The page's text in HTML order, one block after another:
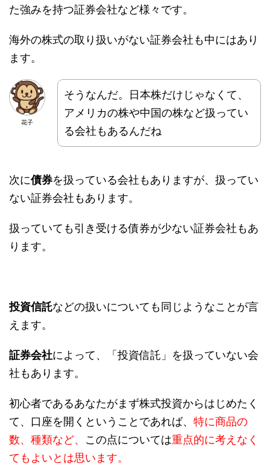
た強みを持つ証券会社など様々です。
海外の株式の取り扱いがない証券会社も中にはあり
ます。
花子
そうなんだ。日本株だけじゃなくて、
アメリカの株や中国の株など扱ってい
る会社もあるんだね
次に債券を扱っている会社もありますが、扱ってい
ない証券会社もあります。
扱っていても引き受ける債券が少ない証券会社もあ
ります。
投資信託などの扱いについても同じようなことが言
えます。
証券会社によって、「投資信託」を扱っていない会
社もあります。
初心者であるあなたがまず株式投資からはじめたく
て、口座を開くということであれば、 特に商品の
数、種類など、 この点については重点的に考えなく
てもよいとは思います。